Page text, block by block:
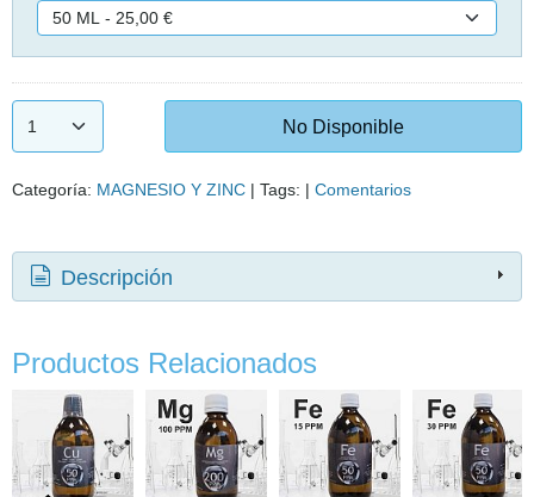
No Disponible
Categoría: MAGNESIO Y ZINC | Tags: | Comentarios
Descripción
Productos Relacionados